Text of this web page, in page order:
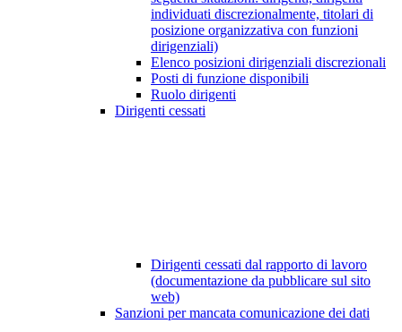
individuati discrezionalmente, titolari di
posizione organizzativa con funzioni
dirigenziali)
Elenco posizioni dirigenziali discrezionali
Posti di funzione disponibili
Ruolo dirigenti
Dirigenti cessati
Dirigenti cessati dal rapporto di lavoro
(documentazione da pubblicare sul sito
web)
Sanzioni per mancata comunicazione dei dati